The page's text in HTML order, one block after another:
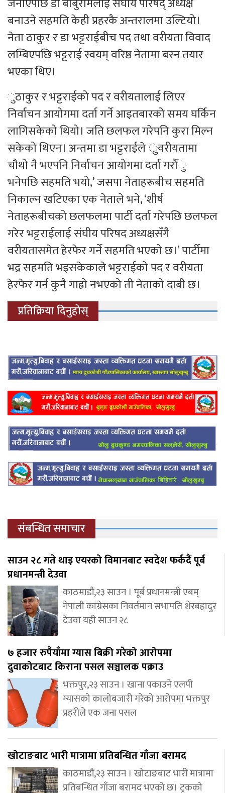
बनाउने सहमति केही प्रहरकै अन्तरालमा उल्टियो।
नेता ठाकुर र डा भट्टराईबीच पद तथा वरीयता विवाद
लम्बिएपछि भट्टराई स्वयम् वरिष्ठ नेतामा बस्न तयार
भएका थिए।
ुठाकुर र भट्टराईको पद र वरीयतालाई लिएर
निर्वाचन आयोगमा दर्ता गर्ने आइतबारको समय घर्किन
लागिसकेको थियो। जति छलफल गरेपनि कुरा मिल्न
सकेको थिएन। अन्तमा डा भट्टराईले ुवरीयतामा
चौथो नै भएपनि निर्वाचन आयोगमा दर्ता गरौँु
भनेपछि सहमति भयो,’ जसपा नेताहरूबीच सहमति
निकाल्न खटिएका एक नेताले भने, ‘शीर्ष
नेताहरूबीचको छलफलमा पार्टी दर्ता गरेपछि छलफल
गरेर भट्टराईलाई संघीय परिषद अध्यक्षसँगै
वरीयतासमेत हेरफेर गर्ने सहमति भएको छ।’ पार्टीमा
भद्र सहमति भइसकेकाले भट्टराईको पद र वरीयता
हेरफेर गर्न कुनै गाह्रो नभएको ती नेताको दाबी छ।
प्रतिक्रिया दिनुहोस्
संबन्धित समाचार
साउन २८ गते थाइ एयरको विमानबाट स्वदेश फर्कदैं पूर्ब
प्रधानमन्त्री देउवा
काठमाडौं,२३ साउन । पूर्ब प्रधानमन्त्री एबम्
नेपाली कांग्रेसका निवर्तमान सभापति शेरबहादुर
देउवा यही साउन २८
७ हजार रुपैयाँमा ग्यास बिक्री गरेको आरोपमा
दुवाकोटबाट किराना पसल सञ्चालक पक्राउ
भक्तपुर,२३ साउन । खाना पकाउने एलपी
ग्यासको कालोबजारी गरेको आरोपमा भक्तपुर
प्रहरीले एक जना पसल
खोटाङबाट भारी मात्रामा प्रतिबन्धित गाँजा बरामद
काठमाडौं,२३ साउन । खोटाङबाट भारी मात्रामा
प्रतिबन्धित गाँजा बरामद भएको छ। ट्रकको